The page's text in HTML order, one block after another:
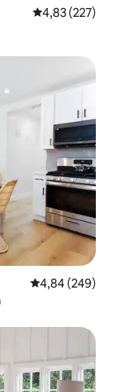
Gemiddelde
4,83 (227)
Gemiddelde
4,84 (249)